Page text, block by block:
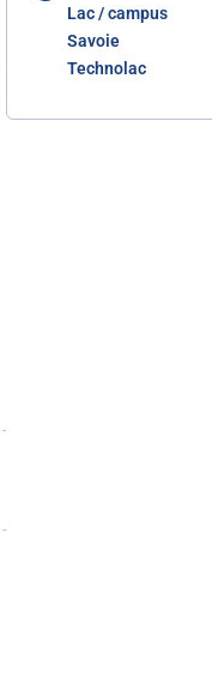
Lac / campus
Savoie
Technolac